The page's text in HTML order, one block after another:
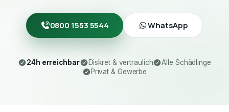
0800 1553 5544 WhatsApp
24h erreichbar Diskret & vertraulich
Alle Schädlinge
Privat & Gewerbe